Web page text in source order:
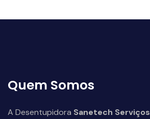
Quem Somos
A Desentupidora Sanetech Serviços